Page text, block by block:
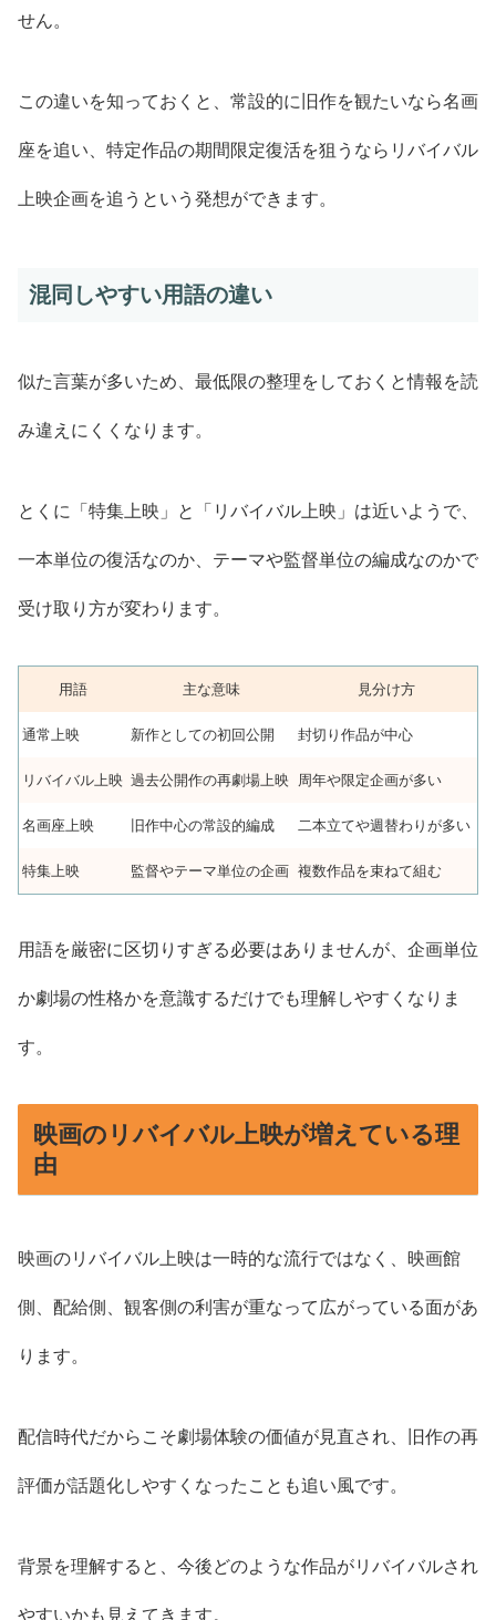
せん。
この違いを知っておくと、常設的に旧作を観たいなら名画
座を追い、特定作品の期間限定復活を狙うならリバイバル
上映企画を追うという発想ができます。
混同しやすい用語の違い
似た言葉が多いため、最低限の整理をしておくと情報を読
み違えにくくなります。
とくに「特集上映」と「リバイバル上映」は近いようで、
一本単位の復活なのか、テーマや監督単位の編成なのかで
受け取り方が変わります。
用語 主な意味 見分け方
通常上映 新作としての初回公開 封切り作品が中心
リバイバル上映 過去公開作の再劇場上映 周年や限定企画が多い
名画座上映 旧作中心の常設的編成 二本立てや週替わりが多い
特集上映 監督やテーマ単位の企画 複数作品を束ねて組む
用語を厳密に区切りすぎる必要はありませんが、企画単位
か劇場の性格かを意識するだけでも理解しやすくなりま
す。
映画のリバイバル上映が増えている理
由
映画のリバイバル上映は一時的な流行ではなく、映画館
側、配給側、観客側の利害が重なって広がっている面があ
ります。
配信時代だからこそ劇場体験の価値が見直され、旧作の再
評価が話題化しやすくなったことも追い風です。
背景を理解すると、今後どのような作品がリバイバルされ
やすいかも見えてきます。